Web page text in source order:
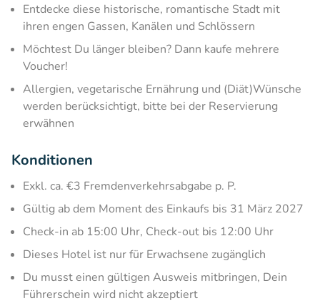
Entdecke diese historische, romantische Stadt mit
ihren engen Gassen, Kanälen und Schlössern
Möchtest Du länger bleiben? Dann kaufe mehrere
Voucher!
Allergien, vegetarische Ernährung und (Diät)Wünsche
werden berücksichtigt, bitte bei der Reservierung
erwähnen
Konditionen
Exkl. ca. €3 Fremdenverkehrsabgabe p. P.
Gültig ab dem Moment des Einkaufs bis 31 März 2027
Check-in ab 15:00 Uhr, Check-out bis 12:00 Uhr
Dieses Hotel ist nur für Erwachsene zugänglich
Du musst einen gültigen Ausweis mitbringen, Dein
Führerschein wird nicht akzeptiert